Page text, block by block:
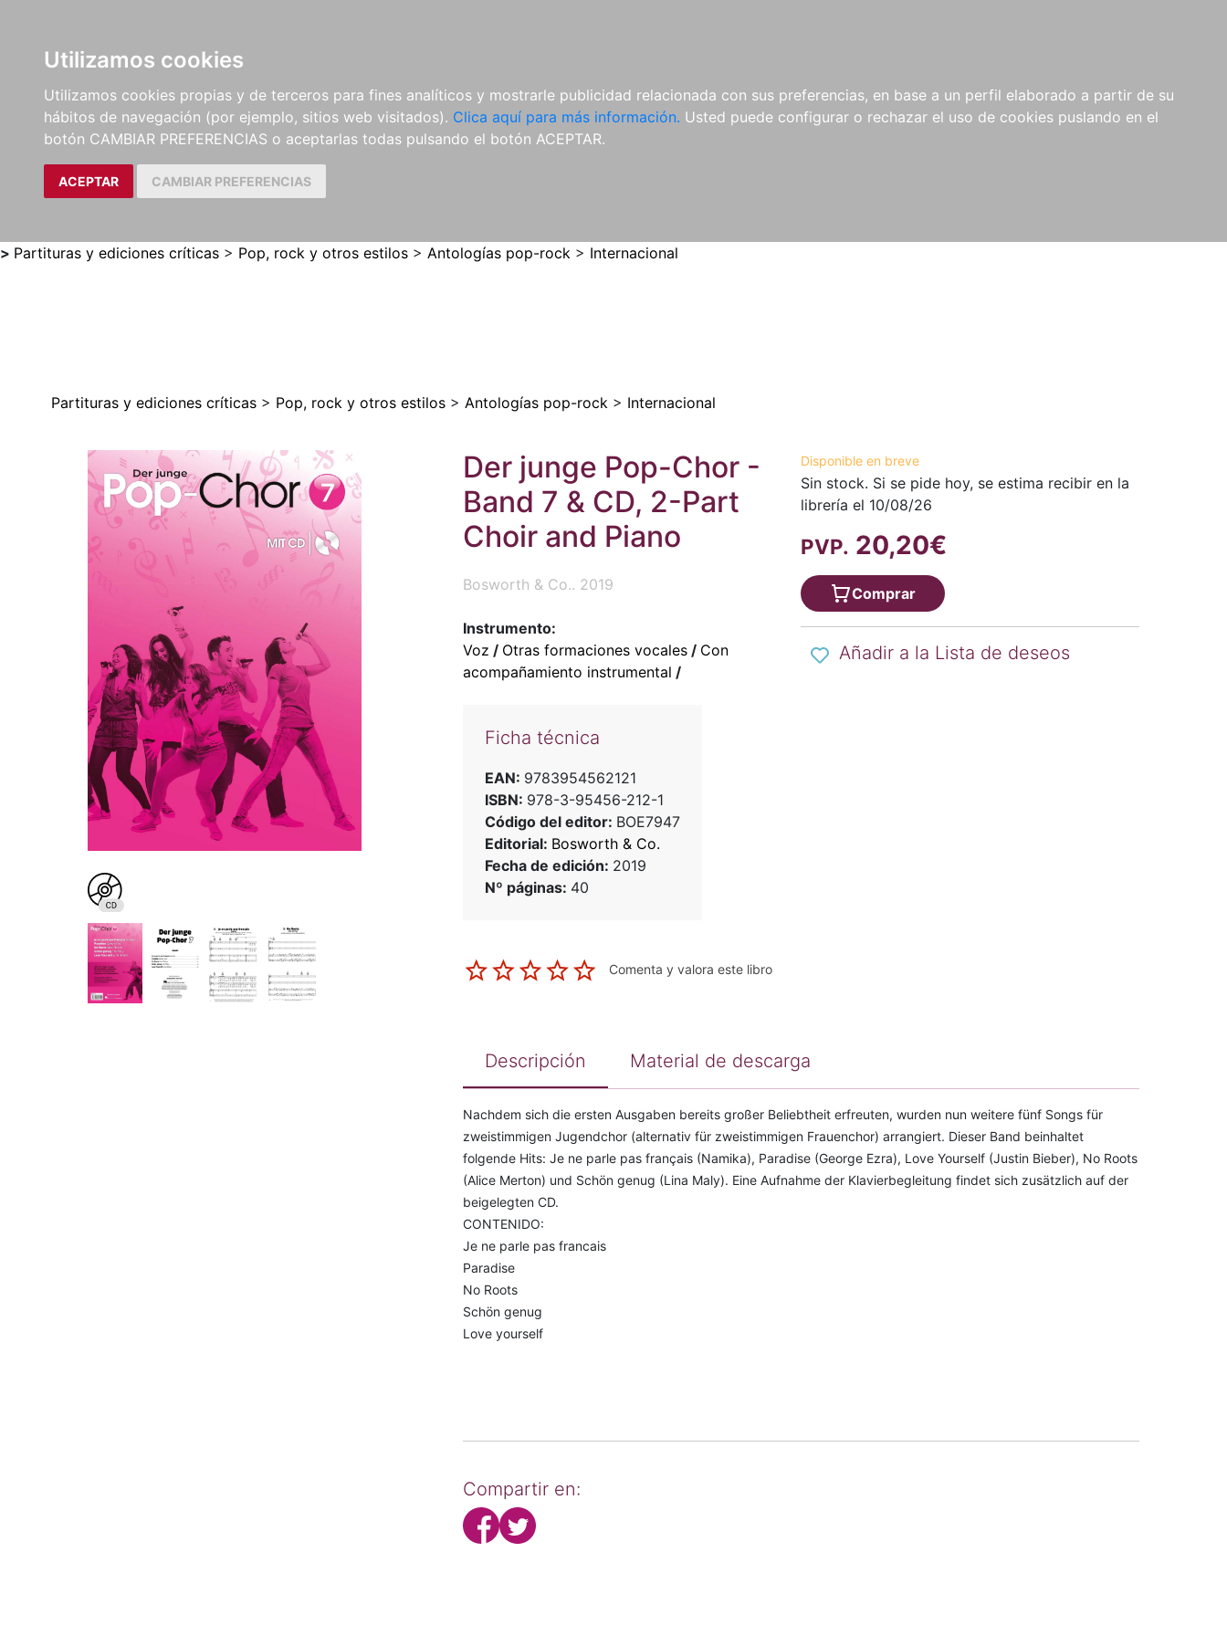
Utilizamos cookies
Utilizamos cookies propias y de terceros para fines analíticos y mostrarle publicidad relacionada con sus preferencias, en base a un perfil elaborado a partir de su
hábitos de navegación (por ejemplo, sitios web visitados). Clica aquí para más información. Usted puede configurar o rechazar el uso de cookies puslando en el
botón CAMBIAR PREFERENCIAS o aceptarlas todas pulsando el botón ACEPTAR.
ACEPTAR CAMBIAR PREFERENCIAS
LIBROS
MÉTODOS Y
EJERCICIOS
PARTITURAS Y EDICIONES
CRÍTICAS
REVISTAS
CDS Y
DVDS
MATERIAL
COMPLEMENTARIO
NOVEDADES NOTICIAS
COMPRAS
INSTITUCIONALES
> Partituras y ediciones críticas > Pop, rock y otros estilos > Antologías pop-rock > Internacional
Partituras y ediciones críticas > Pop, rock y otros estilos > Antologías pop-rock > Internacional
Der junge Pop-Chor -
Band 7 & CD, 2-Part
Choir and Piano
Bosworth & Co.. 2019
Instrumento:
Voz / Otras formaciones vocales/ Con
acompañamiento instrumental /
Ficha técnica
EAN: 9783954562121
ISBN: 978-3-95456-212-1
Código del editor: BOE7947
Editorial: Bosworth & Co.
Fecha de edición: 2019
Nº páginas: 40
Comenta y valora este libro
Disponible en breve
Sin stock. Si se pide hoy, se estima recibir en la
librería el 10/08/26
PVP. 20,20€
Comprar
Añadir a la Lista de deseos
Descripción Material de descarga
Nachdem sich die ersten Ausgaben bereits großer Beliebtheit erfreuten, wurden nun weitere fünf Songs für
zweistimmigen Jugendchor (alternativ für zweistimmigen Frauenchor) arrangiert. Dieser Band beinhaltet
folgende Hits: Je ne parle pas français (Namika), Paradise (George Ezra), Love Yourself (Justin Bieber), No Roots
(Alice Merton) und Schön genug (Lina Maly). Eine Aufnahme der Klavierbegleitung findet sich zusätzlich auf der
beigelegten CD.
CONTENIDO:
Je ne parle pas francais
Paradise
No Roots
Schön genug
Love yourself
Compartir en: